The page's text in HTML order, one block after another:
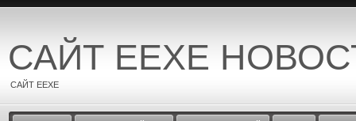
САЙТ EEXE
САЙТ EEXE